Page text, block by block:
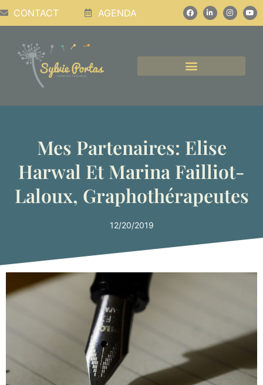
CONTACT AGENDA
Mes Partenaires: Elise
Harwal Et Marina Failliot-
Laloux, Graphothérapeutes
12/20/2019